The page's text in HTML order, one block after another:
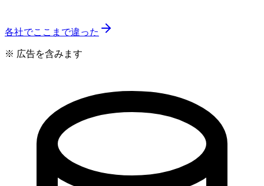
各社でここまで違った
※ 広告を含みます